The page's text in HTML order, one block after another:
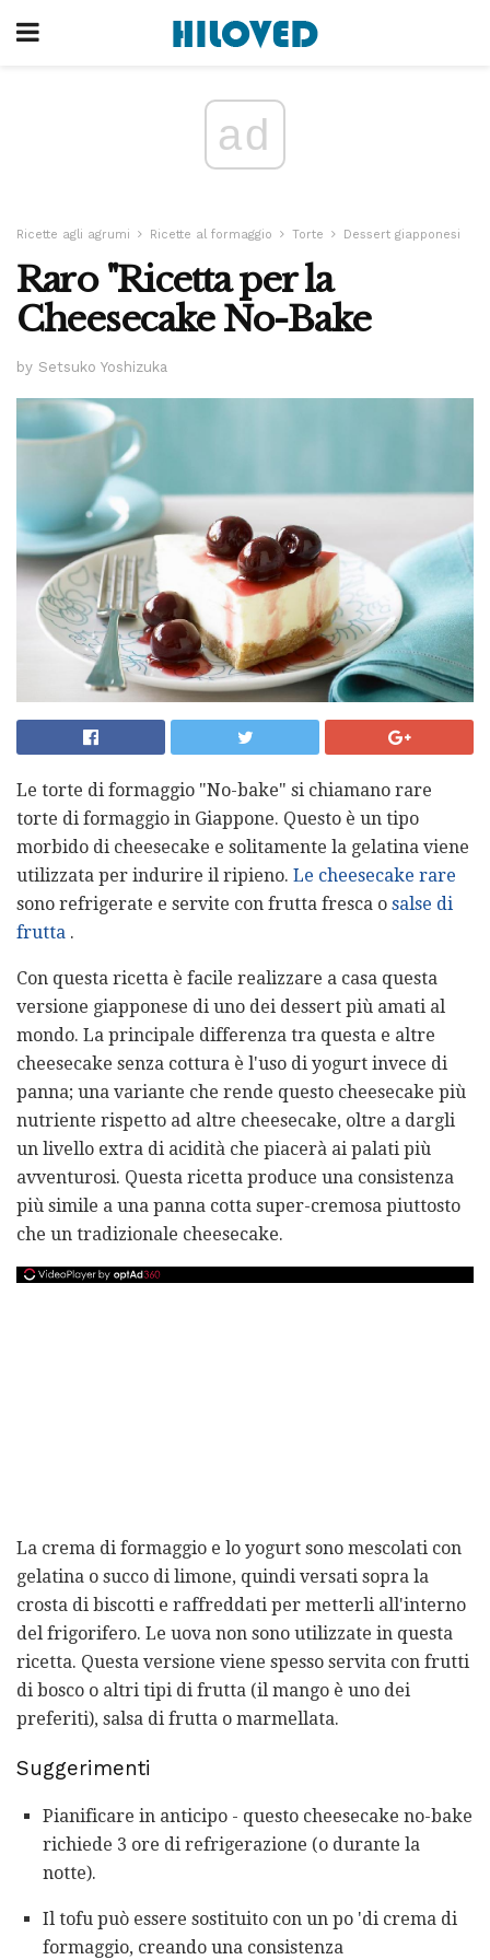
ad
Ricette agli agrumi Ricette al formaggio Torte Dessert giapponesi
Raro "Ricetta per la
Cheesecake No-Bake
by Setsuko Yoshizuka
Le torte di formaggio "No-bake" si chiamano rare
torte di formaggio in Giappone. Questo è un tipo
morbido di cheesecake e solitamente la gelatina viene
utilizzata per indurire il ripieno. Le cheesecake rare
sono refrigerate e servite con frutta fresca o salse di
frutta .
Con questa ricetta è facile realizzare a casa questa
versione giapponese di uno dei dessert più amati al
mondo. La principale differenza tra questa e altre
cheesecake senza cottura è l'uso di yogurt invece di
panna; una variante che rende questo cheesecake più
nutriente rispetto ad altre cheesecake, oltre a dargli
un livello extra di acidità che piacerà ai palati più
avventurosi. Questa ricetta produce una consistenza
più simile a una panna cotta super-cremosa piuttosto
che un tradizionale cheesecake.
La crema di formaggio e lo yogurt sono mescolati con
gelatina o succo di limone, quindi versati sopra la
crosta di biscotti e raffreddati per metterli all'interno
del frigorifero. Le uova non sono utilizzate in questa
ricetta. Questa versione viene spesso servita con frutti
di bosco o altri tipi di frutta (il mango è uno dei
preferiti), salsa di frutta o marmellata.
Suggerimenti
Pianificare in anticipo - questo cheesecake no-bake
richiede 3 ore di refrigerazione (o durante la
notte).
Il tofu può essere sostituito con un po 'di crema di
formaggio, creando una consistenza